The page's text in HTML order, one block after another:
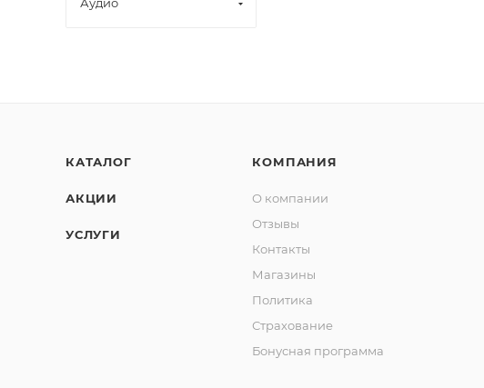
КАТАЛОГ
АКЦИИ
УСЛУГИ
КОМПАНИЯ
О компании
Отзывы
Контакты
Магазины
Политика
Страхование
Бонусная программа